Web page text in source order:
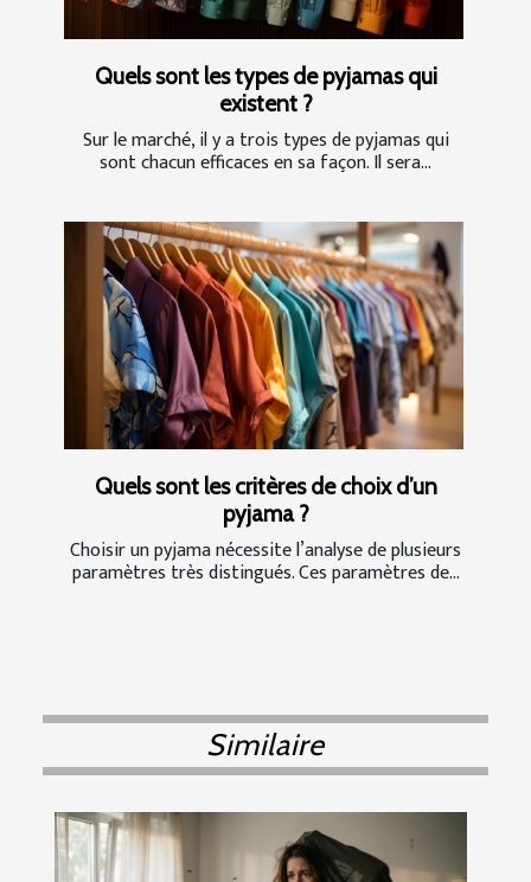
Quels sont les types de pyjamas qui
existent ?
Sur le marché, il y a trois types de pyjamas qui
sont chacun efficaces en sa façon. Il sera...
Quels sont les critères de choix d’un
pyjama ?
Choisir un pyjama nécessite l’analyse de plusieurs
paramètres très distingués. Ces paramètres de...
Similaire